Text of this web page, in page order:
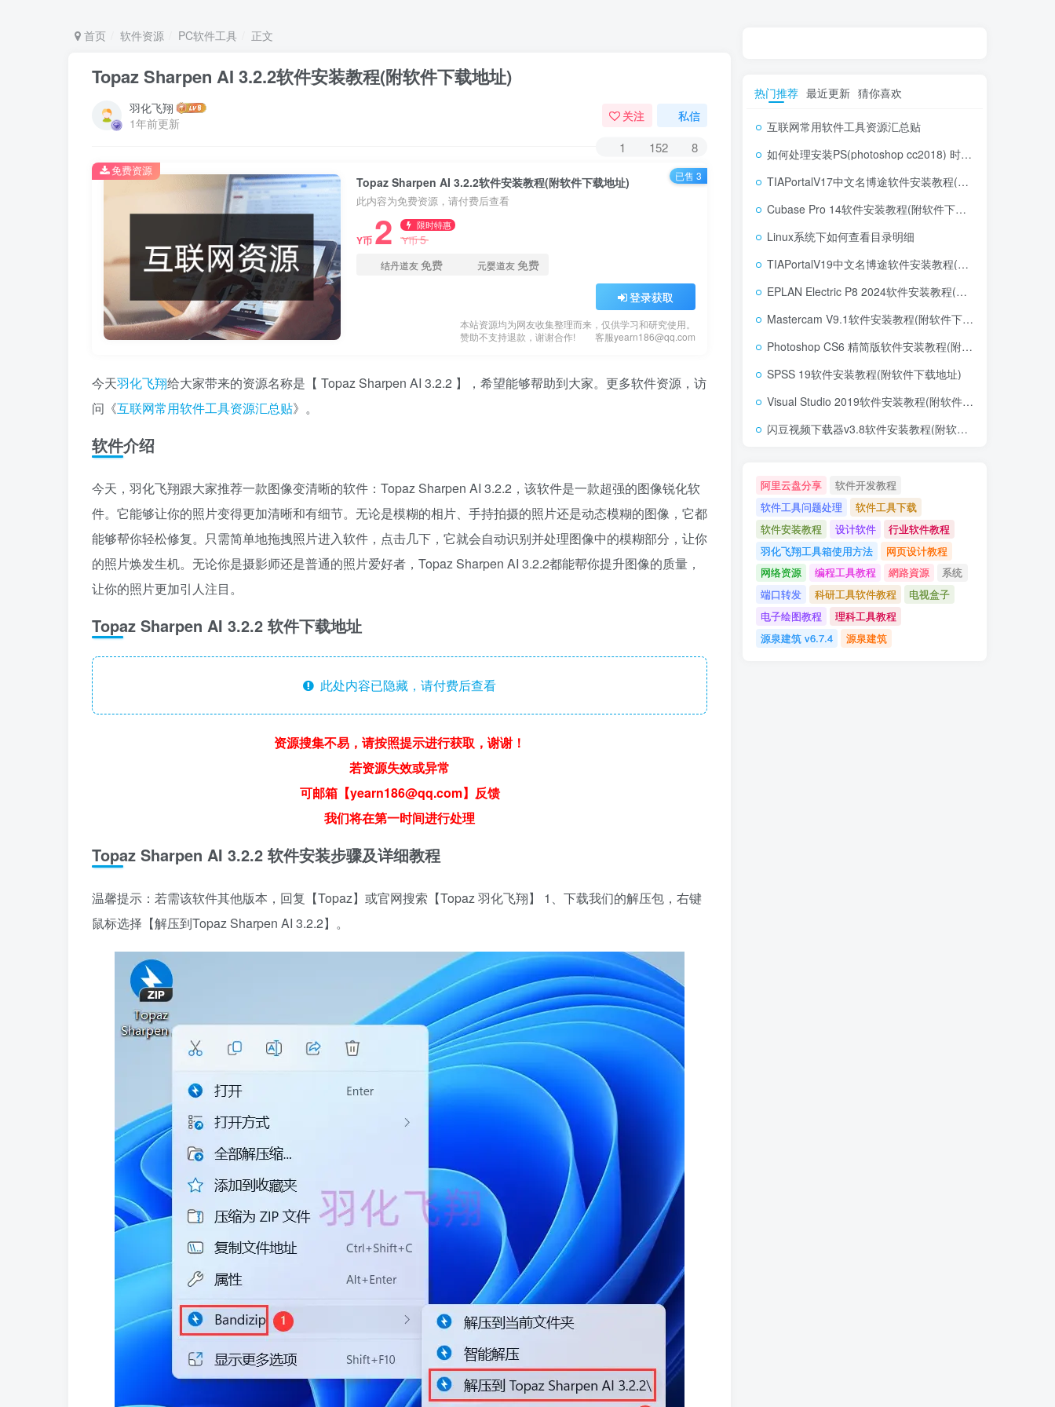
首页 软件资源 PC软件工具 正文
Topaz Sharpen AI 3.2.2软件安装教程(附软件下载地址)
羽化飞翔
1年前更新
关注 私信
1 152 8
Topaz Sharpen AI 3.2.2软件安装教程(附软件下载地址)
此内容为免费资源，请付费后查看
Y币 2 限时特惠
Y币5
结丹道友免费 元婴道友免费
登录获取
本站资源均为网友收集整理而来，仅供学习和研究使用。
赞助不支持退款，谢谢合作!
客服yearn186@qq.com
免费资源 已售 3
今天羽化飞翔给大家带来的资源名称是【 Topaz Sharpen AI 3.2.2 】，希望能够帮助到大家。更多软件资源，访
问《互联网常用软件工具资源汇总贴》。
软件介绍
今天，羽化飞翔跟大家推荐一款图像变清晰的软件：Topaz Sharpen AI 3.2.2，该软件是一款超强的图像锐化软
件。它能够让你的照片变得更加清晰和有细节。无论是模糊的相片、手持拍摄的照片还是动态模糊的图像，它都
能够帮你轻松修复。只需简单地拖拽照片进入软件，点击几下，它就会自动识别并处理图像中的模糊部分，让你
的照片焕发生机。无论你是摄影师还是普通的照片爱好者，Topaz Sharpen AI 3.2.2都能帮你提升图像的质量，
让你的照片更加引人注目。
Topaz Sharpen AI 3.2.2 软件下载地址
此处内容已隐藏，请付费后查看
资源搜集不易，请按照提示进行获取，谢谢！
若资源失效或异常
可邮箱【yearn186@qq.com】反馈
我们将在第一时间进行处理
Topaz Sharpen AI 3.2.2 软件安装步骤及详细教程
温馨提示：若需该软件其他版本，回复【Topaz】或官网搜索【Topaz 羽化飞翔】 1、下载我们的解压包，右键
鼠标选择【解压到Topaz Sharpen AI 3.2.2】。
热门推荐 最近更新 猜你喜欢
互联网常用软件工具资源汇总贴
如何处理安装PS(photoshop cc2018) 时，提示系统或者IE浏览器需要升级
TIAPortalV17中文名博途软件安装教程(附软件下载地址)
Cubase Pro 14软件安装教程(附软件下载地址)
Linux系统下如何查看目录明细
TIAPortalV19中文名博途软件安装教程(附软件下载地址)
EPLAN Electric P8 2024软件安装教程(附软件下载地址)
Mastercam V9.1软件安装教程(附软件下载地址)
Photoshop CS6 精简版软件安装教程(附软件下载地址)
SPSS 19软件安装教程(附软件下载地址)
Visual Studio 2019软件安装教程(附软件下载地址)
闪豆视频下载器v3.8软件安装教程(附软件下载地址)
阿里云盘分享
软件开发教程
软件工具问题处理
软件工具下载
软件安装教程
设计软件
行业软件教程
羽化飞翔工具箱使用方法
网页设计教程
网络资源
编程工具教程 網路資源
系统
端口转发
科研工具软件教程
电视盒子
电子绘图教程
理科工具教程
源泉建筑 v6.7.4
源泉建筑